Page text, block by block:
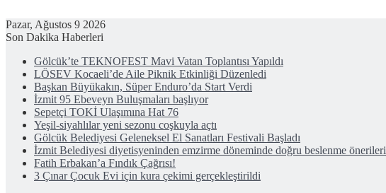
Pazar, Ağustos 9 2026
Son Dakika Haberleri
Gölcük’te TEKNOFEST Mavi Vatan Toplantısı Yapıldı
LÖSEV Kocaeli’de Aile Piknik Etkinliği Düzenledi
Başkan Büyükakın, Süper Enduro’da Start Verdi
İzmit 95 Ebeveyn Buluşmaları başlıyor
Sepetçi TOKİ Ulaşımına Hat 76
Yeşil-siyahlılar yeni sezonu coşkuyla açtı
Gölcük Belediyesi Geleneksel El Sanatları Festivali Başladı
İzmit Belediyesi diyetisyeninden emzirme döneminde doğru beslenme önerileri
Fatih Erbakan’a Fındık Çağrısı!
3 Çınar Çocuk Evi için kura çekimi gerçekleştirildi